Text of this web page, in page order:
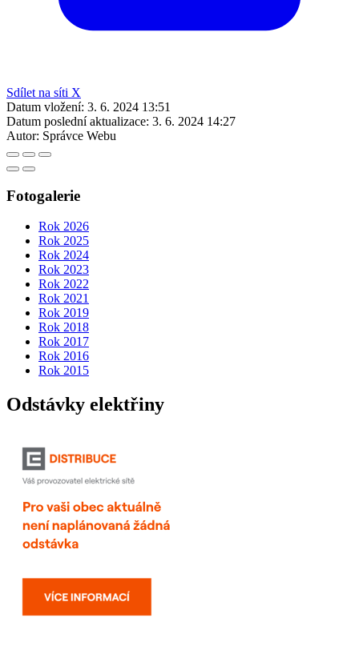
Sdílet na síti X
Datum vložení: 3. 6. 2024 13:51
Datum poslední aktualizace: 3. 6. 2024 14:27
Autor: Správce Webu
Fotogalerie
Rok 2026
Rok 2025
Rok 2024
Rok 2023
Rok 2022
Rok 2021
Rok 2019
Rok 2018
Rok 2017
Rok 2016
Rok 2015
Odstávky elektřiny